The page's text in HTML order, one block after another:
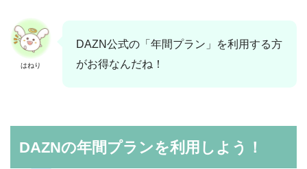
はねり
DAZN公式の「年間プラン」を利用する方
がお得なんだね！
DAZNの年間プランを利用しよう！